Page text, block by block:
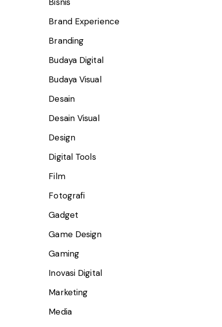
Brand Experience
Branding
Budaya Digital
Budaya Visual
Desain
Desain Visual
Design
Digital Tools
Film
Fotografi
Gadget
Game Design
Gaming
Inovasi Digital
Marketing
Media